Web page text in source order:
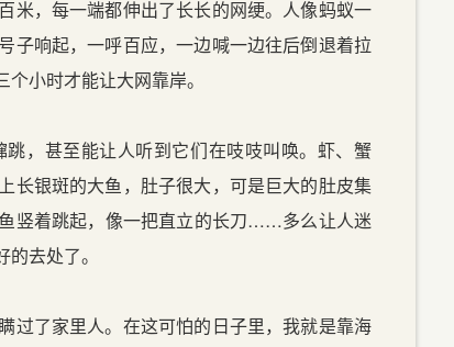
米，每一端都伸出了长长的网绠。人像蚂蚁一
子响起，一呼百应，一边喊一边往后倒退着拉
小时才能让大网靠岸。
，甚至能让人听到它们在吱吱叫唤。虾、蟹
长银斑的大鱼，肚子很大，可是巨大的肚皮集
竖着跳起，像一把直立的长刀……多么让人迷
去处了。
了家里人。在这可怕的日子里，我就是靠海